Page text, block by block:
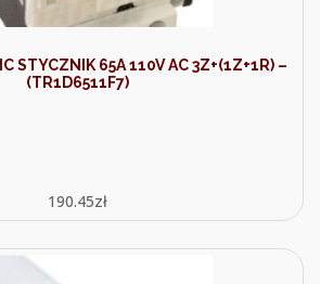
STYCZNIK 65A 110V AC 3Z+(1Z+1R) –
(TR1D6511F7)
190.45zł